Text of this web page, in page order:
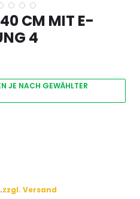
CM MIT E-
4
JE NACH GEWÄHLTER
zzgl. Versand